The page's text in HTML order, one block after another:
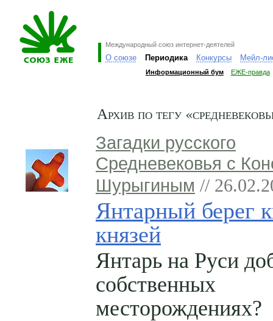
Международный союз интернет-деятелей
О союзе Периодика Конкурсы Мейл-
Информационный бум ЕЖЕ-правда
Архив по тегу
Загадки русского
Средневековья с
Шурыгиным //
Янтарный берег
князей
Янтарь на Руси
собственных
месторождениях?